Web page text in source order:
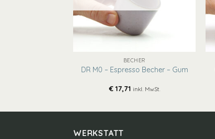
BECHER
DR M0 – Espresso Becher – Gum
€17,71 inkl. MwSt.
WERKSTATT